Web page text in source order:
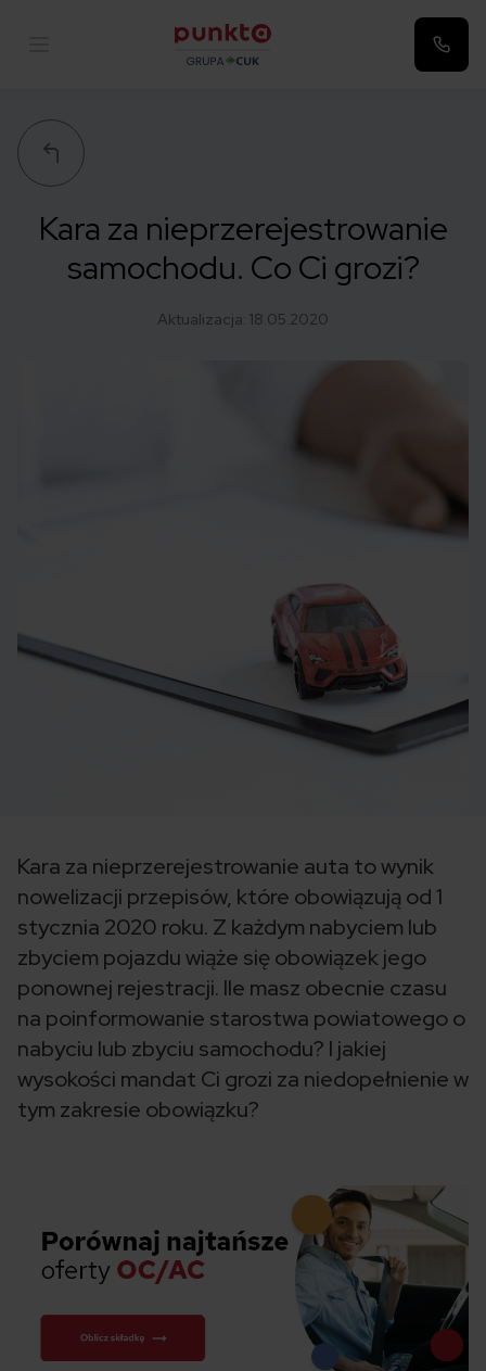
Kara za nieprzerejestrowanie
samochodu. Co Ci grozi?
Aktualizacja: 18.05.2020
Kara za nieprzerejestrowanie auta to wynik
nowelizacji przepisów, które obowiązują od 1
stycznia 2020 roku. Z każdym nabyciem lub
zbyciem pojazdu wiąże się obowiązek jego
ponownej rejestracji. Ile masz obecnie czasu
na poinformowanie starostwa powiatowego o
nabyciu lub zbyciu samochodu? I jakiej
wysokości mandat Ci grozi za niedopełnienie w
tym zakresie obowiązku?